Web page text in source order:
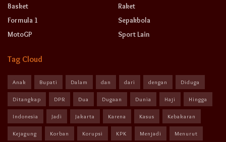
Basket
Formula 1
MotoGP
Raket
Sepakbola
Sport Lain
Tag Cloud
Anak Bupati Dalam dan dari dengan Diduga
Ditangkap DPR Dua Dugaan Dunia Haji Hingga
Indonesia Jadi Jakarta Karena Kasus Kebakaran
Kejagung Korban Korupsi KPK Menjadi Menurut